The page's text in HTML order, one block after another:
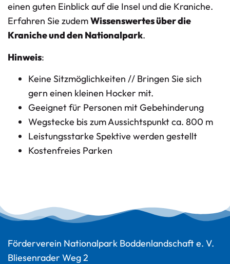
einen guten Einblick auf die Insel und die Kraniche.
Erfahren Sie zudemWissenswertes über die
Kraniche und den Nationalpark.
Hinweis:
Keine Sitzmöglichkeiten // Bringen Sie sich
gern einen kleinen Hocker mit.
Geeignet für Personen mit Gebehinderung
Wegstecke bis zum Aussichtspunkt ca. 800 m
Leistungsstarke Spektive werden gestellt
Kostenfreies Parken
Förderverein Nationalpark Boddenlandschaft e. V.
Bliesenrader Weg 2